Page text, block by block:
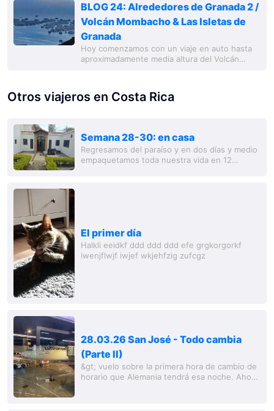
tranqui
BLOG 24: Alrededores de Granada 2 /
Volcán Mombacho & Las Isletas de
Granada
Hoy comenzamos con un viaje en auto hasta
aproximadamente media altura del Volcán
Otros viajeros en Costa Rica
Semana 28-30: en casa
Regresamos del paraíso y en dos días y medio
empaquetamos toda nuestra vida en 12
El primer día
Halkli eeidkf ddd ddd ddd efe grgkorgorkf
iwenjflwjf iwjef wkjehfzig zufcgz
28.03.26 San José - Todo cambia
(Parte II)
&gt; vuelo sobre la primera hora de cambio de
horario que Alemania tendrá esa noche. Ahora